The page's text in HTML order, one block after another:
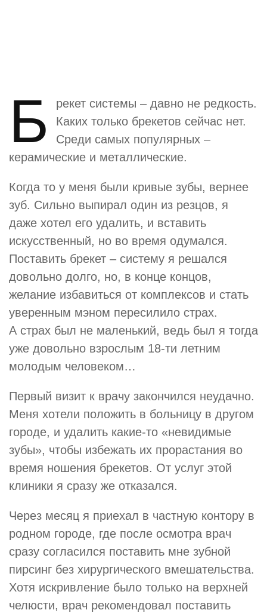
Б
рекет системы – давно не редкость.
Каких только брекетов сейчас нет.
Среди самых популярных –
керамические и металлические.
Когда то у меня были кривые зубы, вернее
зуб. Сильно выпирал один из резцов, я
даже хотел его удалить, и вставить
искусственный, но во время одумался.
Поставить брекет – систему я решался
довольно долго, но, в конце концов,
желание избавиться от комплексов и стать
уверенным мэном пересилило страх.
А страх был не маленький, ведь был я тогда
уже довольно взрослым 18-ти летним
молодым человеком…
Первый визит к врачу закончился неудачно.
Меня хотели положить в больницу в другом
городе, и удалить какие-то «невидимые
зубы», чтобы избежать их прорастания во
время ношения брекетов. От услуг этой
клиники я сразу же отказался.
Через месяц я приехал в частную контору в
родном городе, где после осмотра врач
сразу согласился поставить мне зубной
пирсинг без хирургического вмешательства.
Хотя искривление было только на верхней
челюсти, врач рекомендовал поставить